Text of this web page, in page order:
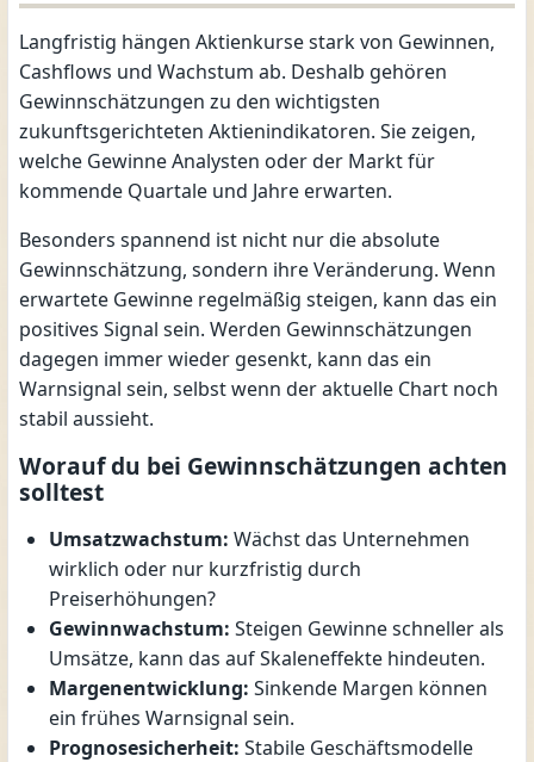
Langfristig hängen Aktienkurse stark von Gewinnen,
Cashflows und Wachstum ab. Deshalb gehören
Gewinnschätzungen zu den wichtigsten
zukunftsgerichteten Aktienindikatoren. Sie zeigen,
welche Gewinne Analysten oder der Markt für
kommende Quartale und Jahre erwarten.
Besonders spannend ist nicht nur die absolute
Gewinnschätzung, sondern ihre Veränderung. Wenn
erwartete Gewinne regelmäßig steigen, kann das ein
positives Signal sein. Werden Gewinnschätzungen
dagegen immer wieder gesenkt, kann das ein
Warnsignal sein, selbst wenn der aktuelle Chart noch
stabil aussieht.
Worauf du bei Gewinnschätzungen achten
solltest
Umsatzwachstum: Wächst das Unternehmen
wirklich oder nur kurzfristig durch
Preiserhöhungen?
Gewinnwachstum: Steigen Gewinne schneller als
Umsätze, kann das auf Skaleneffekte hindeuten.
Margenentwicklung: Sinkende Margen können
ein frühes Warnsignal sein.
Prognosesicherheit: Stabile Geschäftsmodelle